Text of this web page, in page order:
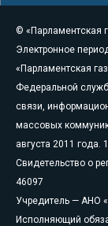
© «Парламентская
Электронное
«Парламентская
Федеральной
связи,
массовых
августа 2011 года.
Свидетельство о
46097
Учредитель — АНО
Исполняющий